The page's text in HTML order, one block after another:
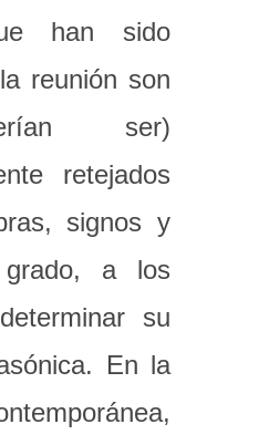
han sido
reunión son
ser)
retejados
signos y
a los
su
En la